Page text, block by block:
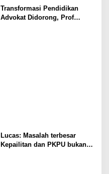
Transformasi Pendidikan
Advokat Didorong, Prof
Lucas: Masalah terbesar
Kepailitan dan PKPU bukan